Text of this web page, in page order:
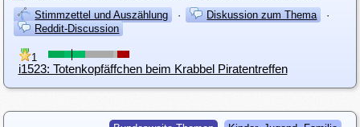
Stimmzettel und Auszählung
· Diskussion zum Thema
·
Reddit-Discussion
1
i1523: Totenkopfäffchen beim Krabbel Piratentreffen